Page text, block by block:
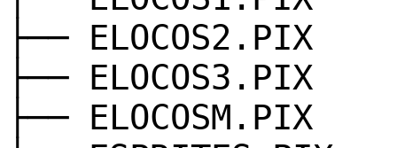
├── ELOCOS2.PIX
├── ELOCOS3.PIX
├── ELOCOSM.PIX